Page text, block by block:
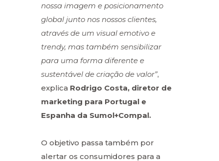
nossa imagem e posicionamento
global junto nos nossos clientes,
através de um visual emotivo e
trendy, mas também sensibilizar
para uma forma diferente e
sustentável de criação de valor”,
explica Rodrigo Costa, diretor de
marketing para Portugal e
Espanha da Sumol+Compal.
O objetivo passa também por
alertar os consumidores para a